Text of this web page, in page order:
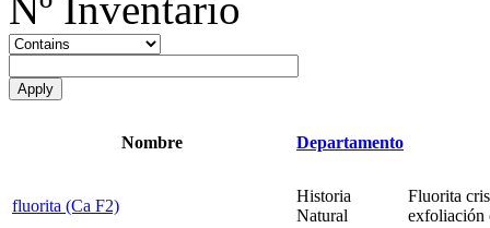
Nombre Departamento
fluorita (Ca F2)
Historia
Natural
Fluorita
exfoliación